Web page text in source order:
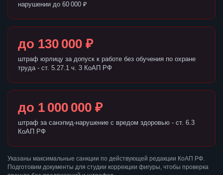
нарушении до 60 000 ₽
до 130 000 ₽
штраф юрлицу за допуск к работе без обучения по охране
труда - ст. 5.27.1 ч. 3 КоАП РФ
до 1 000 000 ₽
штраф за санэпид-нарушение с вредом здоровью - ст. 6.3
КоАП РФ
Указаны максимальные санкции по действующей редакции КоАП РФ.
Подготовим документы для студии коррекции фигуры, чтобы проверка